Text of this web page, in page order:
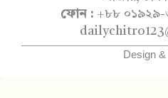
o
o
k
ফোন :+৮৮ ০১৯২৯-
Design